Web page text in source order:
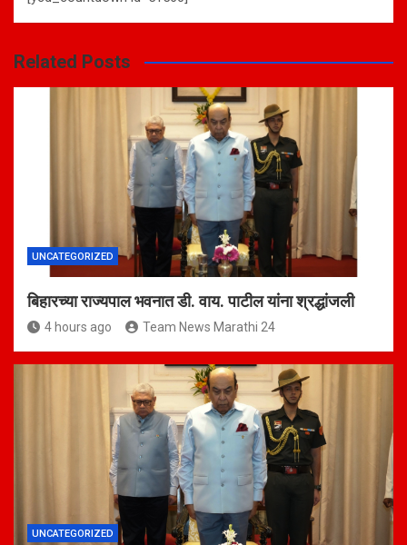
Related Posts
UNCATEGORIZED
बिहारच्या राज्यपाल भवनात डी. वाय. पाटील यांना श्रद्धांजली
4 hours ago Team News Marathi 24
UNCATEGORIZED